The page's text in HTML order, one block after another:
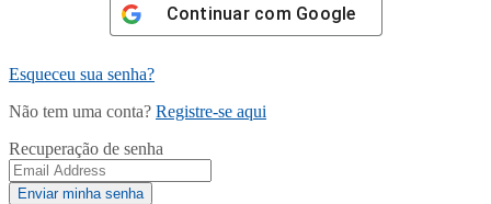
Continuar com Google
Esqueceu sua senha?
Não tem uma conta? Registre-se aqui
Recuperação de senha